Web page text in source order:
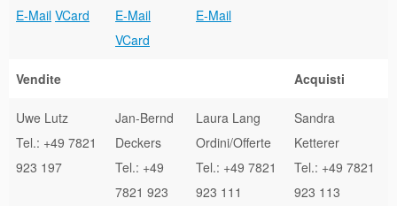
E-Mail VCard
E-Mail
VCard
E-Mail
Vendite Acquisti
Uwe Lutz
Tel.: +49 7821
923 197
Jan-Bernd
Deckers
Tel.: +49
7821 923
Laura Lang
Ordini/Offerte
Tel.: +49 7821
923 111
Sandra
Ketterer
Tel.: +49 7821
923 113